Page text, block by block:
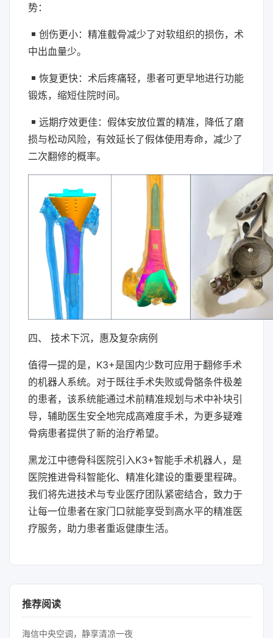
势：
创伤更小：精准截骨减少了对软组织的损伤，术
中出血量少。
恢复更快：术后疼痛轻，患者可更早地进行功能
锻炼，缩短住院时间。
远期疗效更佳：假体安放位置的精准，降低了磨
损与松动风险，有效延长了假体使用寿命，减少了
二次翻修的概率。
四、 技术下沉，惠及复杂病例
值得一提的是，K3+是国内少数可应用于翻修手术
的机器人系统。对于既往手术失败或骨骼条件极差
的患者，该系统能通过术前精准规划与术中补块引
导，辅助医生安全地完成高难度手术，为更多疑难
骨病患者提供了新的治疗希望。
黑龙江中德骨科医院引入K3+智能手术机器人，是
医院推进骨科智能化、精准化建设的重要里程碑。
我们将先进技术与专业医疗团队紧密结合，致力于
让每一位患者在家门口就能享受到高水平的精准医
疗服务，助力患者重返健康生活。
推荐阅读
海信中央空调，静享清凉一夜